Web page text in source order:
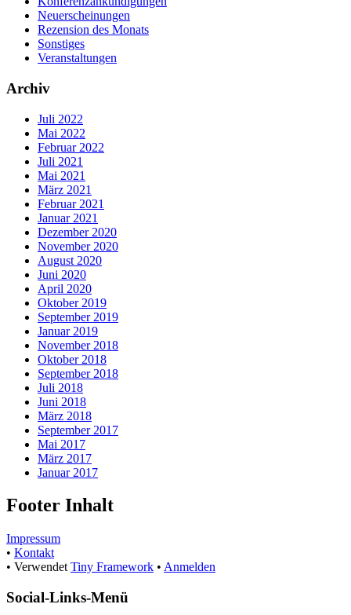
Neuerscheinungen
Rezension des Monats
Sonstiges
Veranstaltungen
Archiv
Juli 2022
Mai 2022
Februar 2022
Juli 2021
Mai 2021
März 2021
Februar 2021
Januar 2021
Dezember 2020
November 2020
August 2020
Juni 2020
April 2020
Oktober 2019
September 2019
Januar 2019
November 2018
Oktober 2018
September 2018
Juli 2018
Juni 2018
März 2018
September 2017
Mai 2017
März 2017
Januar 2017
Footer Inhalt
Impressum
• Kontakt
• Verwendet Tiny Framework • Anmelden
Social-Links-Menü